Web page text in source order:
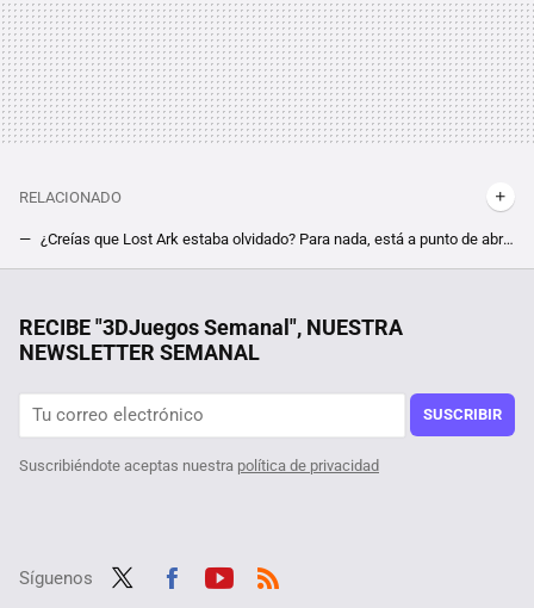
RELACIONADO
¿Creías que Lost Ark estaba olvidado? Para nada, está a punto de abrir una nueva región explorable este mismo verano
Solo es una demo, pero ya está plantándole cara hasta a Helldivers 2. En su primer día, la prueba gratis de Delta Force triunfa en Steam
RECIBE "3DJuegos Semanal", NUESTRA
NEWSLETTER SEMANAL
SUSCRIBIR
Suscribiéndote aceptas nuestra política de privacidad
Síguenos